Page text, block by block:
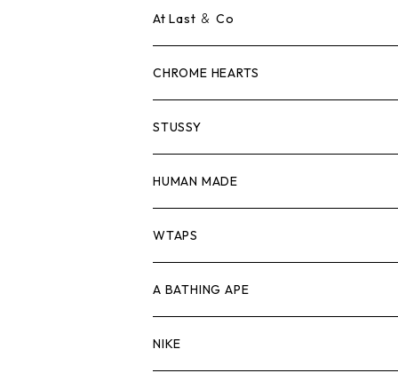
ロンTEE
スウェット/ニット
シャツ
ジャケット
パンツ
キャップ・ハット
バッグ
Tシャツ
ロンTEE
スウェット/ニット
シャツ
ジャケット
パンツ
キャップ・ハット
At Last ＆ Co
Tシャツ
ロンTEE
スウェット/ニット
シャツ
ジャケット
パンツ
CHROME HEARTS
Tシャツ
ロンTEE
スウェット/ニット
シャツ
ジャケット
STUSSY
Tシャツ
ロンTEE
スウェット/ニット
シャツ
HUMAN MADE
Tシャツ
ロンT
スウェット/ニット
WTAPS
Tシャツ
ロンTEE
A BATHING APE
Tシャツ
NIKE